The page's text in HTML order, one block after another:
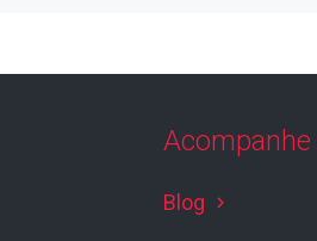
Acompanhe
Blog keyboard_arrow_right